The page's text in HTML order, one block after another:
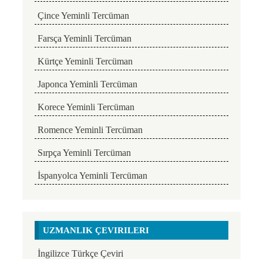
Çince Yeminli Tercüman
Farsça Yeminli Tercüman
Kürtçe Yeminli Tercüman
Japonca Yeminli Tercüman
Korece Yeminli Tercüman
Romence Yeminli Tercüman
Sırpça Yeminli Tercüman
İspanyolca Yeminli Tercüman
UZMANLIK ÇEVIRILERI
İngilizce Türkçe Çeviri